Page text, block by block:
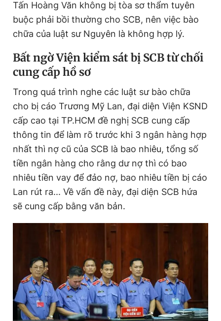
Tấn Hoàng Văn không bị tòa sơ thẩm tuyên
buộc phải bồi thường cho SCB, nên việc bào
chữa của luật sư Nguyên là không hợp lý.
Bất ngờ Viện kiểm sát bị SCB từ chối
cung cấp hồ sơ
Trong quá trình nghe các luật sư bào chữa
cho bị cáo Trương Mỹ Lan, đại diện Viện KSND
cấp cao tại TP.HCM đề nghị SCB cung cấp
thông tin để làm rõ trước khi 3 ngân hàng hợp
nhất thì nợ cũ của SCB là bao nhiêu, tổng số
tiền ngân hàng cho rằng dư nợ thì có bao
nhiêu tiền vay để đảo nợ, bao nhiêu tiền bị cáo
Lan rút ra... Về vấn đề này, đại diện SCB hứa
sẽ cung cấp bằng văn bản.